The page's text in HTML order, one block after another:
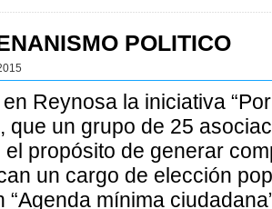
POLITICO
Reynosa la iniciativa
que un grupo de 25
el propósito de generar
un cargo de elección
“Agenda mínima